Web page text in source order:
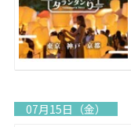
07月15日（金）